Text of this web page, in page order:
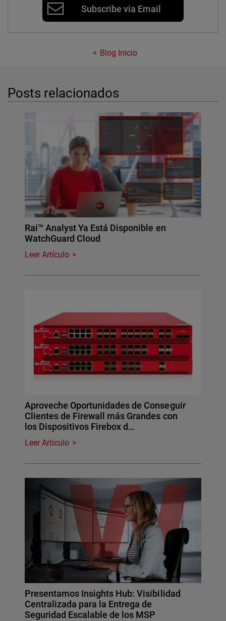
Subscribe via Email
Blog Inicio
Posts relacionados
Rai™ Analyst Ya Está Disponible en
WatchGuard Cloud
Leer Artículo
Aproveche Oportunidades de Conseguir
Clientes de Firewall más Grandes con
los Dispositivos Firebox d…
Leer Artículo
Presentamos Insights Hub: Visibilidad
Centralizada para la Entrega de
Seguridad Escalable de los MSP